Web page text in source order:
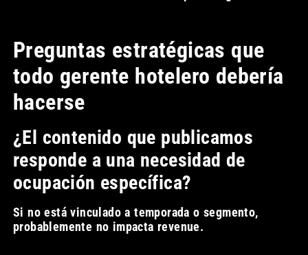
Preguntas estratégicas que
todo gerente hotelero debería
hacerse
¿El contenido que publicamos
responde a una necesidad de
ocupación específica?
Si no está vinculado a temporada o segmento,
probablemente no impacta revenue.